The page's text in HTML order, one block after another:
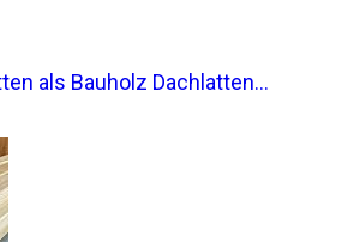
als Bauholz Dachlatten...